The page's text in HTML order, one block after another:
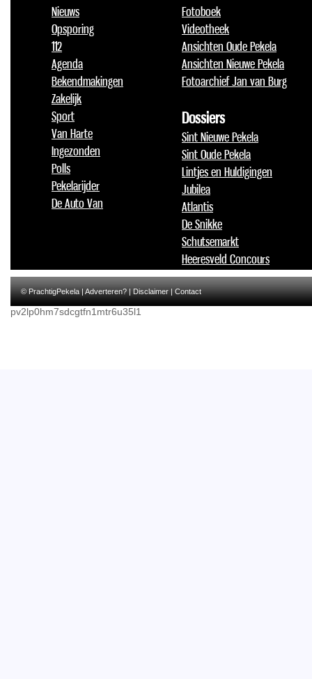
Nieuws
Opsporing
112
Agenda
Bekendmakingen
Zakelijk
Sport
Van Harte
Ingezonden
Polls
Pekelarijder
De Auto Van
Fotoboek
Videotheek
Ansichten Oude Pekela
Ansichten Nieuwe Pekela
Fotoarchief Jan van Burg
Dossiers
Sint Nieuwe Pekela
Sint Oude Pekela
Lintjes en Huldigingen
Jubilea
Atlantis
De Snikke
Schutsemarkt
Heeresveld Concours
© PrachtigPekela |Adverteren?|Disclaimer|Contact
pv2lp0hm7sdcgtfn1mtr6u35l1